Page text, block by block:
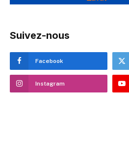
Suivez-nous
Facebook
Instagram